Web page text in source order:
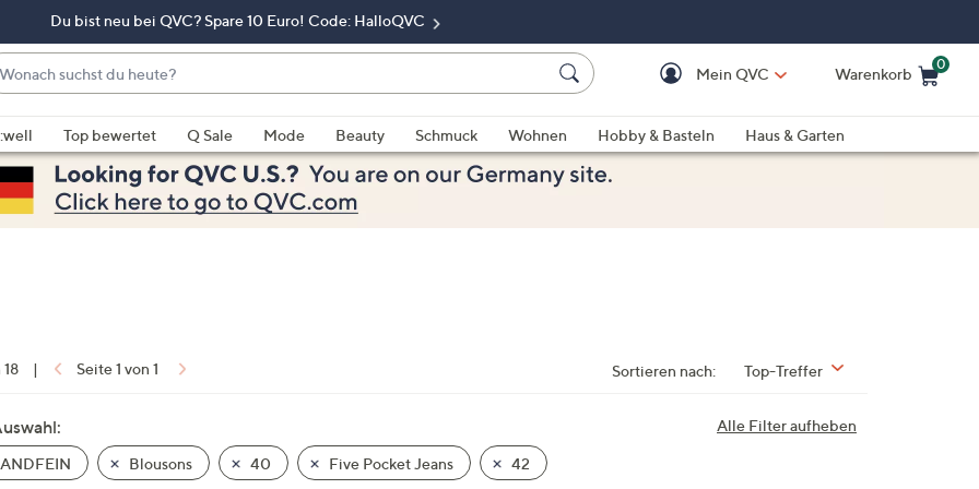
Du bist neu bei QVC? Spare 10 Euro! Code: HalloQVC
Mein QVC Warenkorb
0
Top bewertet Q Sale Mode Beauty Schmuck Wohnen Hobby & Basteln
Haus & Garten
18 | Seite 1 von 1 Sortieren nach: Top-Treffer
Alle Filter aufheben
Blousons 40 Five Pocket Jeans 42